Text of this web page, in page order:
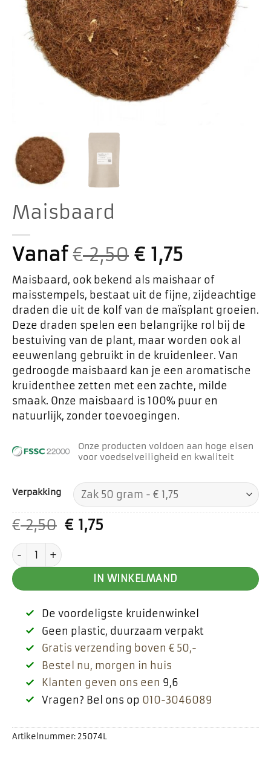
Maisbaard
Vanaf€2,50 €1,75
Maisbaard, ook bekend als maishaar of
maisstempels, bestaat uit de fijne, zijdeachtige
draden die uit de kolf van de maïsplant groeien.
Deze draden spelen een belangrijke rol bij de
bestuiving van de plant, maar worden ook al
eeuwenlang gebruikt in de kruidenleer. Van
gedroogde maisbaard kan je een aromatische
kruidenthee zetten met een zachte, milde
smaak. Onze maisbaard is 100% puur en
natuurlijk, zonder toevoegingen.
Onze producten voldoen aan hoge eisen
voor voedselveiligheid en kwaliteit
Verpakking
€2,50 Oorspronkelijke
prijs
€ 2,50.
€1,75
€ 1,75.
Maisbaard aantal
IN WINKELMAND
De voordeligste kruidenwinkel
Geen plastic, duurzaam verpakt
Gratis verzending boven € 50,-
Bestel nu, morgen in huis
Klanten geven ons een 9,6
Vragen? Bel ons op 010-3046089
Artikelnummer:25074L